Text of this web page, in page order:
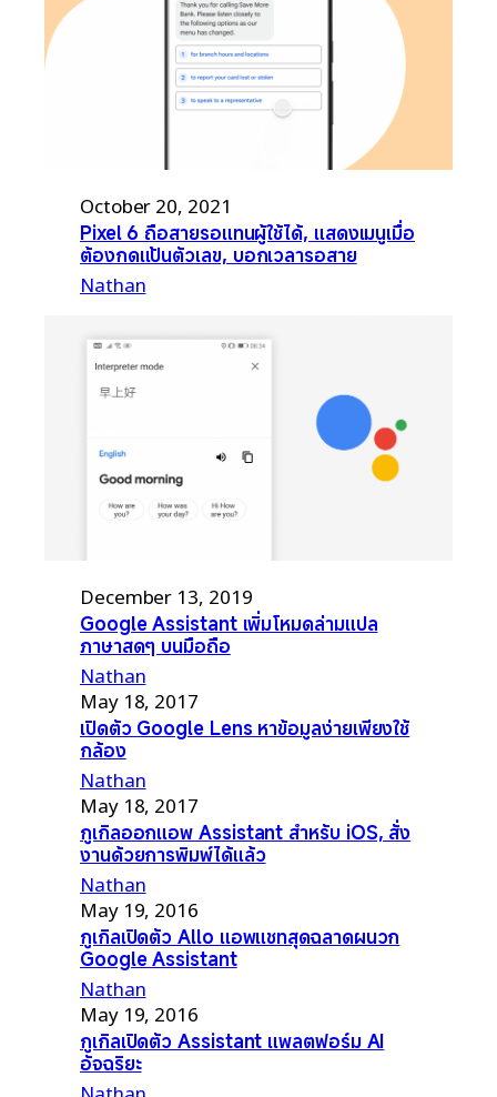
October 20, 2021
Pixel 6 ถือสายรอแทนผู้ใช้ได้, แสดงเมนูเมื่อ
ต้องกดแป้นตัวเลข, บอกเวลารอสาย
Nathan
December 13, 2019
Google Assistant เพิ่มโหมดล่ามแปล
ภาษาสดๆ บนมือถือ
Nathan
May 18, 2017
เปิดตัว Google Lens หาข้อมูลง่ายเพียงใช้
กล้อง
Nathan
May 18, 2017
กูเกิลออกแอพ Assistant สำหรับ iOS, สั่ง
งานด้วยการพิมพ์ได้แล้ว
Nathan
May 19, 2016
กูเกิลเปิดตัว Allo แอพแชทสุดฉลาดผนวก
Google Assistant
Nathan
May 19, 2016
กูเกิลเปิดตัว Assistant แพลตฟอร์ม AI
อัจฉริยะ